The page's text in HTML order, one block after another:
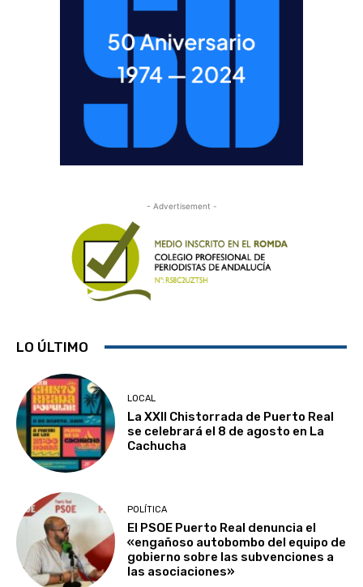
- Advertisement -
LO ÚLTIMO
LOCAL
La XXII Chistorrada de Puerto Real
se celebrará el 8 de agosto en La
Cachucha
POLÍTICA
El PSOE Puerto Real denuncia el
«engañoso autobombo del equipo de
gobierno sobre las subvenciones a
las asociaciones»